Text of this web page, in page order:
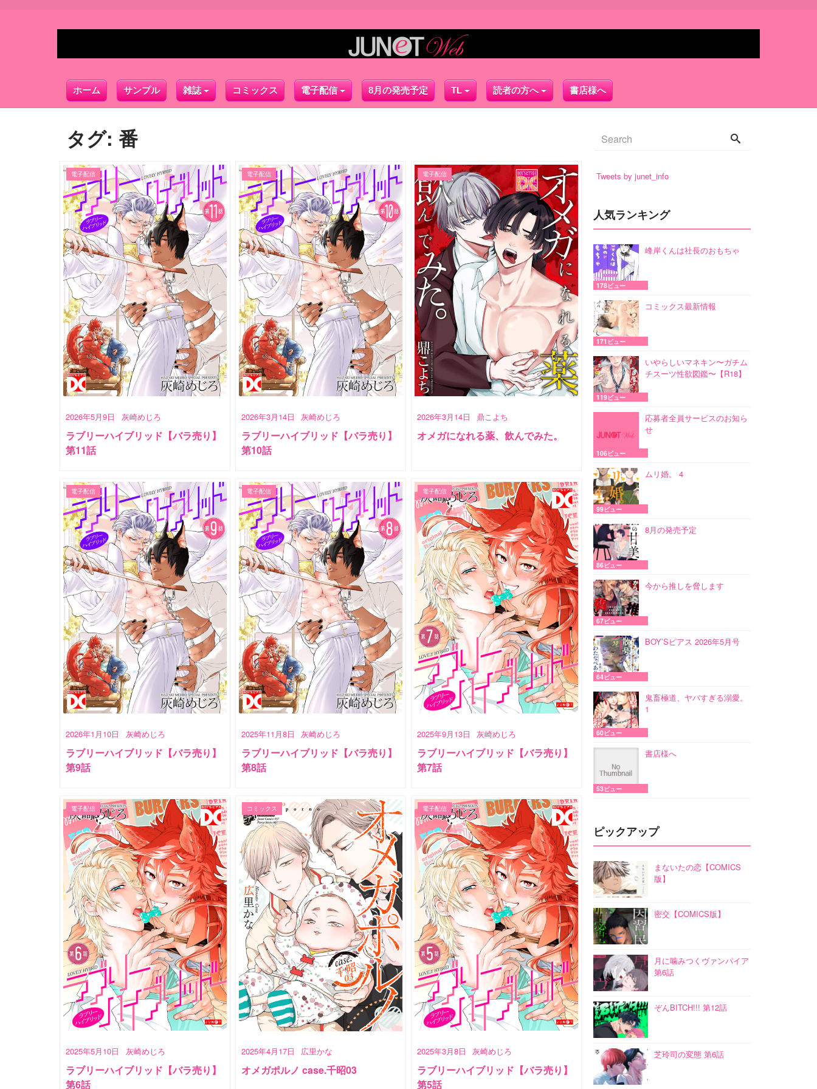
ホーム サンプル 雑誌 コミックス 電子配信 8月の発売予定 TL 読者の方へ 書店様へ
タグ: 番
2026年5月9日 灰崎めじろ
電子配信
ラブリーハイブリッド【バラ売り】
第11話
2026年3月14日 灰崎めじろ
電子配信
ラブリーハイブリッド【バラ売り】
第10話
2026年3月14日 鼎こよち
電子配信
オメガになれる薬、飲んでみた。
2026年1月10日 灰崎めじろ
電子配信
ラブリーハイブリッド【バラ売り】
第9話
2025年11月8日 灰崎めじろ
電子配信
ラブリーハイブリッド【バラ売り】
第8話
2025年9月13日 灰崎めじろ
電子配信
ラブリーハイブリッド【バラ売り】
第7話
2025年5月10日 灰崎めじろ
電子配信
ラブリーハイブリッド【バラ売り】
第6話
2025年4月17日 広里かな
コミックス
オメガポルノ case.千昭03
2025年3月8日 灰崎めじろ
電子配信
ラブリーハイブリッド【バラ売り】
第5話
Tweets by junet_info
人気ランキング
峰岸くんは社長のおもちゃ
178ビュー
コミックス最新情報
171ビュー
いやらしいマネキン〜ガチム
チスーツ性欲図鑑〜【R18】
119ビュー
応募者全員サービスのお知ら
せ
106ビュー
ムリ婚。 4
99ビュー
8月の発売予定
86ビュー
今から推しを脅します
67ビュー
BOY’Sピアス 2026年5月号
64ビュー
鬼畜極道、ヤバすぎる溺愛。
1
60ビュー
書店様へ
53ビュー
ピックアップ
まないたの恋【COMICS
版】
密交【COMICS版】
月に噛みつくヴァンパイア
第6話
ぞんBITCH!!! 第12話
芝玲司の変態 第6話